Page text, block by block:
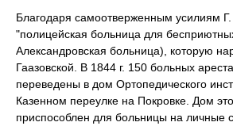
Благодаря самоотверженным усилиям Г.
"полицейская больница для
Александровская больница), которую
Гаазовской. В 1844 г. 150 больных
переведены в дом Ортопедического
Казенном переулке на Покровке. Дом
приспособлен для больницы на личные